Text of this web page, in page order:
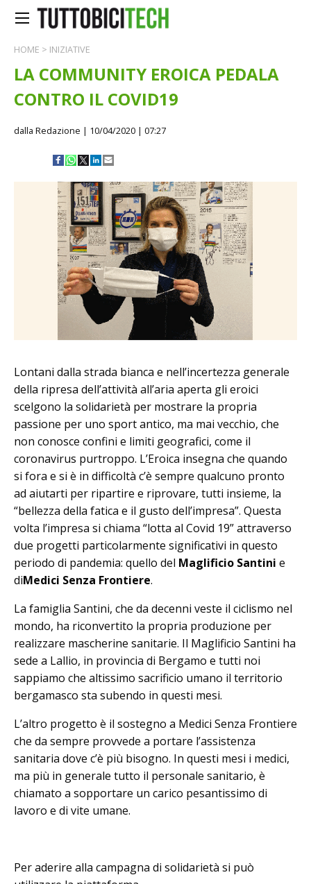
HOME > INIZIATIVE
LA COMMUNITY EROICA PEDALA
CONTRO IL COVID19
dalla Redazione | 10/04/2020 | 07:27
Lontani dalla strada bianca e nell’incertezza generale
della ripresa dell’attività all’aria aperta gli eroici
scelgono la solidarietà per mostrare la propria
passione per uno sport antico, ma mai vecchio, che
non conosce confini e limiti geografici, come il
coronavirus purtroppo. L’Eroica insegna che quando
si fora e si è in difficoltà c’è sempre qualcuno pronto
ad aiutarti per ripartire e riprovare, tutti insieme, la
“bellezza della fatica e il gusto dell’impresa”. Questa
volta l’impresa si chiama “lotta al Covid 19” attraverso
due progetti particolarmente significativi in questo
periodo di pandemia: quello del Maglificio Santini e
diMedici Senza Frontiere.
La famiglia Santini, che da decenni veste il ciclismo nel
mondo, ha riconvertito la propria produzione per
realizzare mascherine sanitarie. Il Maglificio Santini ha
sede a Lallio, in provincia di Bergamo e tutti noi
sappiamo che altissimo sacrificio umano il territorio
bergamasco sta subendo in questi mesi.
L’altro progetto è il sostegno a Medici Senza Frontiere
che da sempre provvede a portare l’assistenza
sanitaria dove c’è più bisogno. In questi mesi i medici,
ma più in generale tutto il personale sanitario, è
chiamato a sopportare un carico pesantissimo di
lavoro e di vite umane.
Per aderire alla campagna di solidarietà si può